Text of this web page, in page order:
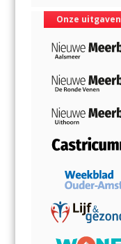
Onze uitgaven